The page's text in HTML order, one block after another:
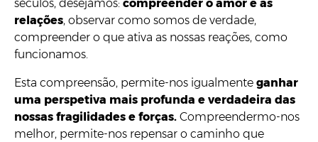
séculos, desejámos: compreender o amor e as
relações, observar como somos de verdade,
compreender o que ativa as nossas reações, como
funcionamos.
Esta compreensão, permite-nos igualmente ganhar
uma perspetiva mais profunda e verdadeira das
nossas fragilidades e forças. Compreendermo-nos
melhor, permite-nos repensar o caminho que